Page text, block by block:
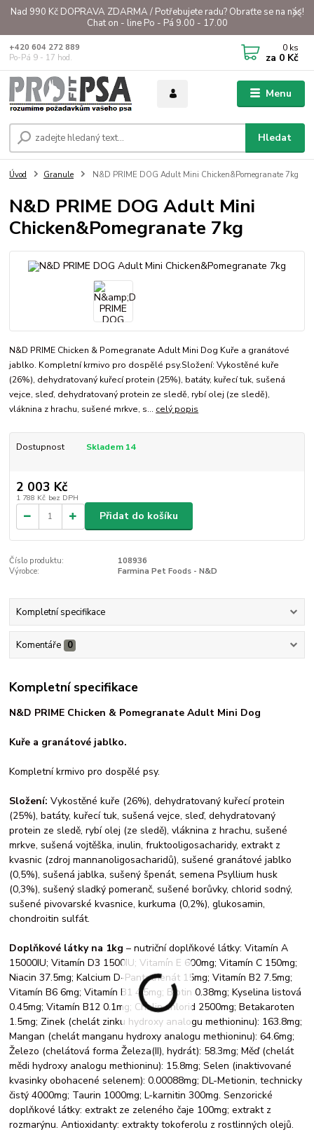
Nad 990 Kč DOPRAVA ZDARMA / Potřebujete radu? Obraťte se na nás!
Chat on - line Po - Pá 9.00 - 17.00
Menu
Hledat
+420 604 272 889
Po-Pá 9 - 17 hod.
0 ks
za 0 Kč
Úvod Granule N&D PRIME DOG Adult Mini Chicken&Pomegranate 7kg
N&D PRIME DOG Adult Mini
Chicken&Pomegranate 7kg
N&D PRIME Chicken & Pomegranate Adult Mini Dog Kuře a granátové
jablko. Kompletní krmivo pro dospělé psy.Složení: Vykostěné kuře
(26%), dehydratovaný kuřecí protein (25%), batáty, kuřecí tuk, sušená
vejce, sleď, dehydratovaný protein ze sledě, rybí olej (ze sledě),
vláknina z hrachu, sušené mrkve, s... celý popis
Dostupnost Skladem 14
2 003 Kč
1 788 Kč bez DPH
Přidat do košíku
Číslo produktu:
108936
Výrobce:
Farmina Pet Foods - N&D
Kompletní specifikace
Komentáře 0
Kompletní specifikace
N&D PRIME Chicken & Pomegranate Adult Mini Dog
Kuře a granátové jablko.
Kompletní krmivo pro dospělé psy.
Složení: Vykostěné kuře (26%), dehydratovaný kuřecí protein
(25%), batáty, kuřecí tuk, sušená vejce, sleď, dehydratovaný
protein ze sledě, rybí olej (ze sledě), vláknina z hrachu, sušené
mrkve, sušená vojtěška, inulin, fruktooligosacharidy, extrakt z
kvasnic (zdroj mannanoligosacharidů), sušené granátové jablko
(0,5%), sušená jablka, sušený špenát, semena Psyllium husk
(0,3%), sušený sladký pomeranč, sušené borůvky, chlorid sodný,
sušené pivovarské kvasnice, kurkuma (0,2%), glukosamin,
chondroitin sulfát.
Doplňkové látky na 1kg – nutriční doplňkové látky: Vitamín A
15000IU; Vitamín D3 1500IU; Vitamín E 600mg; Vitamín C 150mg;
Niacin 37.5mg; Kalcium D-Pantothenát 15mg; Vitamín B2 7.5mg;
Vitamín B6 6mg; Vitamín B1 4.5mg; Biotin 0.38mg; Kyselina listová
0.45mg; Vitamín B12 0.1mg; Cholin chlorid 2500mg; Betakaroten
1.5mg; Zinek (chelát zinku hydroxy analogu methioninu): 163.8mg;
Mangan (chelát manganu hydroxy analogu methioninu): 64.6mg;
Železo (chelátová forma Železa(II), hydrát): 58.3mg; Měď (chelát
mědi hydroxy analogu methioninu): 15.8mg; Selen (inaktivované
kvasinky obohacené selenem): 0.00088mg; DL-Metionin, technicky
čistý 4000mg; Taurin 1000mg; L-karnitin 300mg. Senzorické
doplňkové látky: extrakt ze zeleného čaje 100mg; extrakt z
rozmarýnu. Antioxidanty: extrakty tokoferolu z rostlinných olejů.